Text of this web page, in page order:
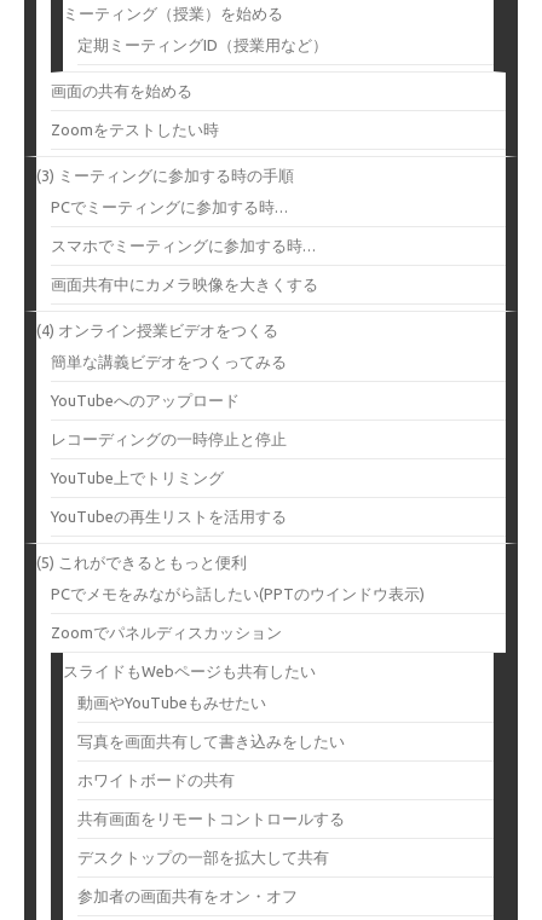
ミーティング（授業）を始める
定期ミーティングID（授業用など）
画面の共有を始める
Zoomをテストしたい時
(3) ミーティングに参加する時の手順
PCでミーティングに参加する時…
スマホでミーティングに参加する時…
画面共有中にカメラ映像を大きくする
(4) オンライン授業ビデオをつくる
簡単な講義ビデオをつくってみる
YouTubeへのアップロード
レコーディングの一時停止と停止
YouTube上でトリミング
YouTubeの再生リストを活用する
(5) これができるともっと便利
PCでメモをみながら話したい(PPTのウインドウ表示)
Zoomでパネルディスカッション
スライドもWebページも共有したい
動画やYouTubeもみせたい
写真を画面共有して書き込みをしたい
ホワイトボードの共有
共有画面をリモートコントロールする
デスクトップの一部を拡大して共有
参加者の画面共有をオン・オフ